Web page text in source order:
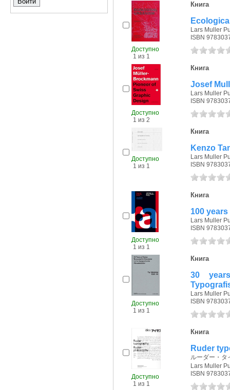
Доступно
1 из 1
Книга
Lars Muller
ISBN
Доступно
1 из 2
Книга
Josef
Lars Muller
ISBN
Доступно
1 из 1
Книга
Kenzo
Lars Muller
ISBN
Доступно
1 из 1
Книга
100
Lars Muller
ISBN
Доступно
1 из 1
Книга
30
Lars Muller
ISBN
Доступно
1 из 1
Книга
Ruder
ルーダー・タ
Lars Muller
ISBN